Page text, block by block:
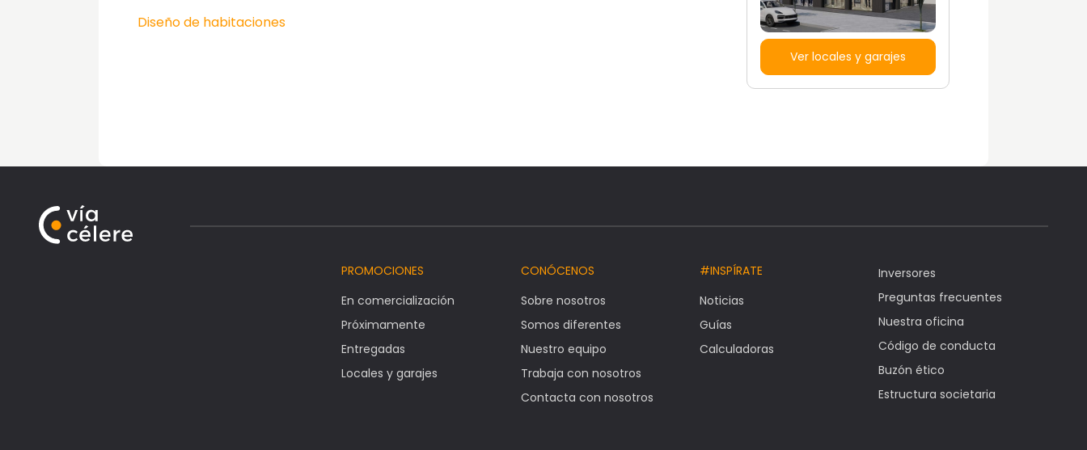
Diseño de habitaciones
Ver locales y garajes
PROMOCIONES
En comercialización
Próximamente
Entregadas
Locales y garajes
CONÓCENOS
Sobre nosotros
Somos diferentes
Nuestro equipo
Trabaja con nosotros
Contacta con nosotros
#INSPÍRATE
Noticias
Guías
Calculadoras
Inversores
Preguntas frecuentes
Nuestra oficina
Código de conducta
Buzón ético
Estructura societaria